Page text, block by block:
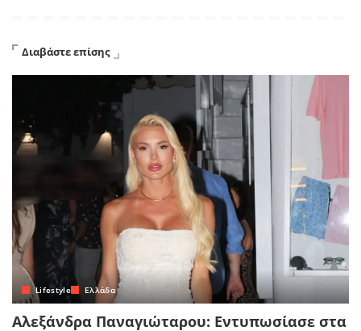
Διαβάστε επίσης
Lifestyle Ελλάδα
Αλεξάνδρα Παναγιώταρου: Εντυπωσίασε στα